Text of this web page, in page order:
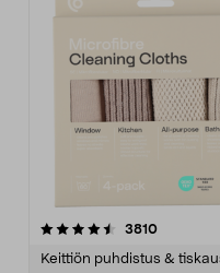
3810arvostelut
Keittiön puhdistus &
4.5viidestä